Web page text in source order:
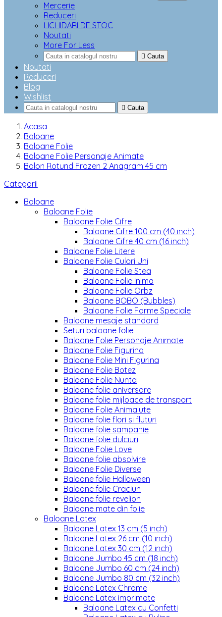
Mercerie
Reduceri
LICHIDARI DE STOC
Noutati
More For Less
 Cauta
Noutati
Reduceri
Blog
Wishlist
 Cauta
Acasa
Baloane
Baloane Folie
Baloane Folie Personaje Animate
Balon Rotund Frozen 2 Anagram 45 cm
Categorii
Baloane
Baloane Folie
Baloane Folie Cifre
Baloane Cifre 100 cm (40 inch)
Baloane Cifre 40 cm (16 inch)
Baloane Folie Litere
Baloane Folie Culori Uni
Baloane Folie Stea
Baloane Folie Inima
Baloane Folie Orbz
Baloane BOBO (Bubbles)
Baloane Folie Forme Speciale
Baloane mesaje standard
Seturi baloane folie
Baloane Folie Personaje Animate
Baloane Folie Figurina
Baloane Folie Mini Figurina
Baloane Folie Botez
Baloane Folie Nunta
Baloane folie aniversare
Baloane folie mijloace de transport
Baloane Folie Animalute
Baloane folie flori si fluturi
Baloane folie sampanie
Baloane folie dulciuri
Baloane Folie Love
Baloane folie absolvire
Baloane Folie Diverse
Baloane folie Halloween
Baloane folie Craciun
Baloane folie revelion
Baloane mate din folie
Baloane Latex
Baloane Latex 13 cm (5 inch)
Baloane Latex 26 cm (10 inch)
Baloane Latex 30 cm (12 inch)
Baloane Jumbo 45 cm (18 inch)
Baloane Jumbo 60 cm (24 inch)
Baloane Jumbo 80 cm (32 inch)
Baloane Latex Chrome
Baloane Latex imprimate
Baloane Latex cu Confetti